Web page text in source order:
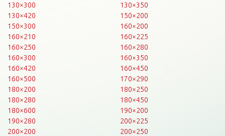
130×300
130×350
130×420
150×200
150×300
160×200
160×210
160×225
160×250
160×280
160×300
160×350
160×420
160×450
160×500
170×290
180×200
180×250
180×280
180×450
180×600
190×200
190×280
200×225
200×200
200×250